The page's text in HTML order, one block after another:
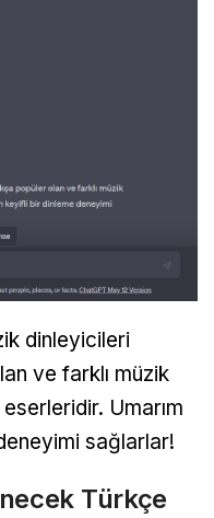
dinleyicileri
ve farklı müzik
Umarım
sağlarlar!
Türkçe